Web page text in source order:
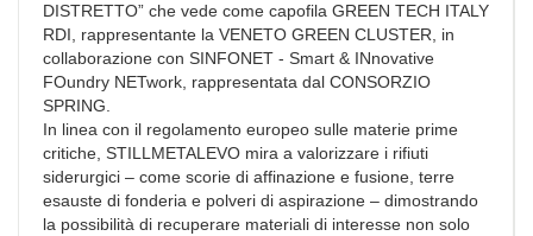
DISTRETTO” che vede come capofila GREEN TECH ITALY
RDI, rappresentante la VENETO GREEN CLUSTER, in
collaborazione con SINFONET - Smart & INnovative
FOundry NETwork, rappresentata dal CONSORZIO
SPRING.
In linea con il regolamento europeo sulle materie prime
critiche, STILLMETALEVO mira a valorizzare i rifiuti
siderurgici – come scorie di affinazione e fusione, terre
esauste di fonderia e polveri di aspirazione – dimostrando
la possibilità di recuperare materiali di interesse non solo